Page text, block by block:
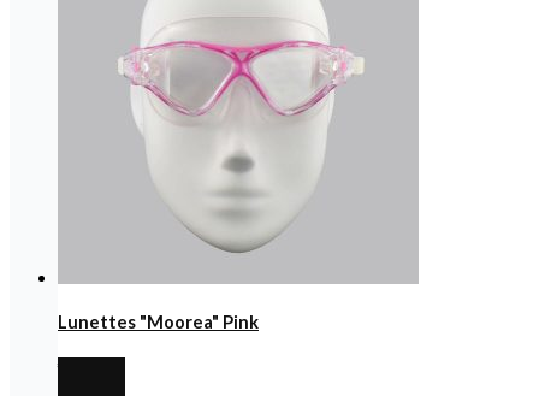
Lunettes "Moorea" Pink